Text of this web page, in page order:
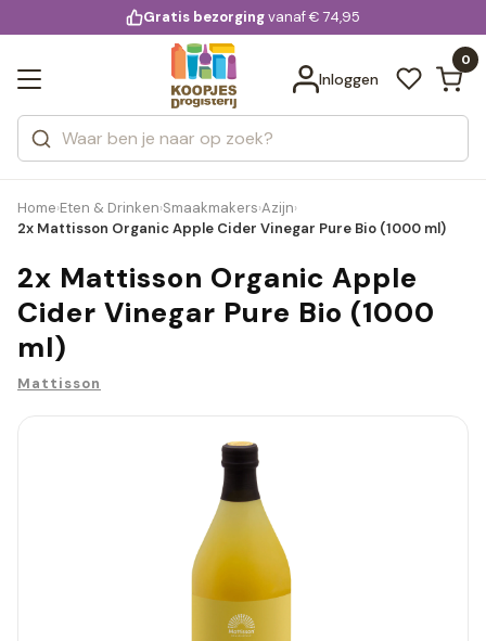
voor 20:00 uur besteld
Gratis bezorgingvanaf € 74,95
Inloggen
0
Zoeken
Categorieën
Merken
Bekijk alle resultaten
Home›Eten & Drinken›Smaakmakers›Azijn›
2x Mattisson Organic Apple Cider Vinegar Pure Bio (1000 ml)
2x Mattisson Organic Apple
Cider Vinegar Pure Bio (1000
ml)
Mattisson